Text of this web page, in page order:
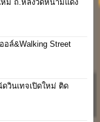
ม่ ถ.หลังวัดหนามแดง
อล์&Walking Street
ดวินเทจเปิดใหม่ ติด